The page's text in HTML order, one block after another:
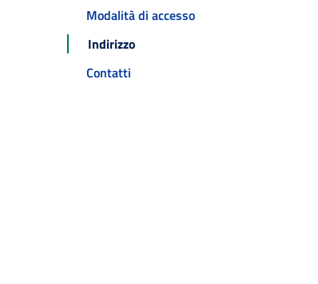
Modalità di accesso
Indirizzo
Contatti